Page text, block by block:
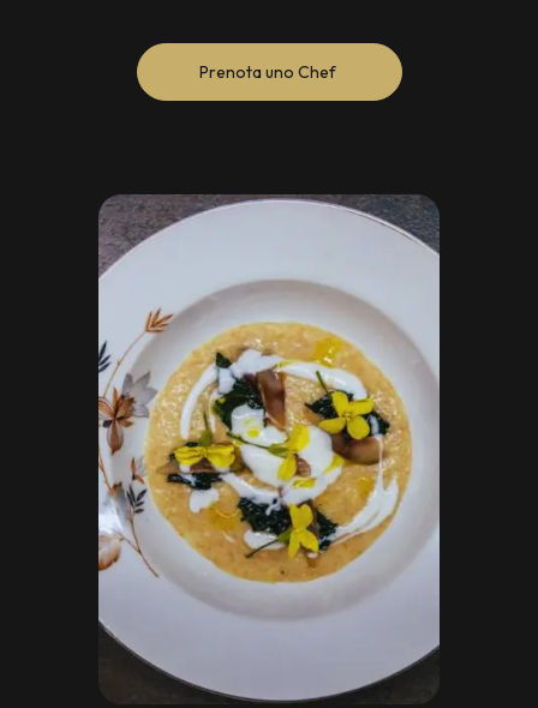
Prenota uno Chef